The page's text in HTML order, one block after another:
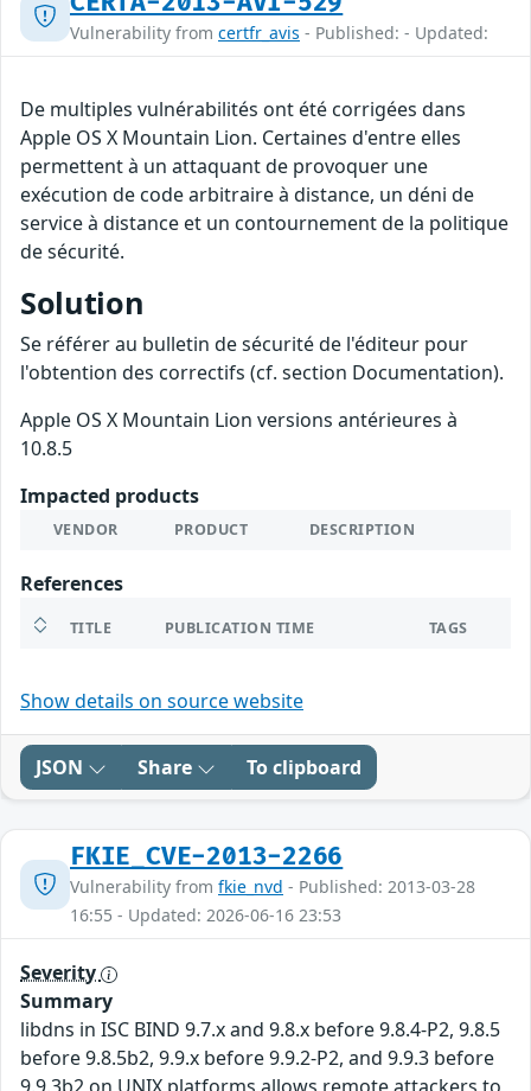
Vulnerability from certfr_avis - Published: - Updated:
De multiples vulnérabilités ont été corrigées dans
Apple OS X Mountain Lion. Certaines d'entre elles
permettent à un attaquant de provoquer une
exécution de code arbitraire à distance, un déni de
service à distance et un contournement de la politique
de sécurité.
Solution
Se référer au bulletin de sécurité de l'éditeur pour
l'obtention des correctifs (cf. section Documentation).
Apple OS X Mountain Lion versions antérieures à
10.8.5
Impacted products
VENDOR PRODUCT DESCRIPTION
References
TITLE PUBLICATION TIME TAGS
Show details on source website
JSON Share To clipboard
FKIE_CVE-2013-2266
Vulnerability from fkie_nvd - Published: 2013-03-28
16:55 - Updated: 2026-06-16 23:53
Severity
Summary
libdns in ISC BIND 9.7.x and 9.8.x before 9.8.4-P2, 9.8.5
before 9.8.5b2, 9.9.x before 9.9.2-P2, and 9.9.3 before